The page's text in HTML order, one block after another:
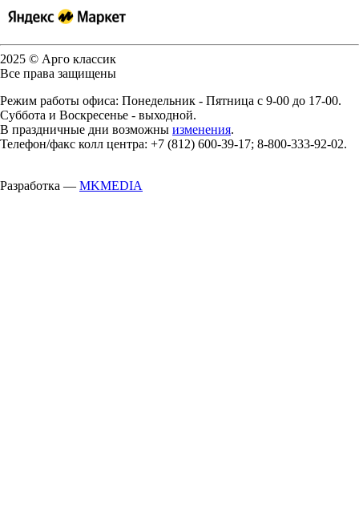
2025 © Арго классик
Все права защищены
Режим работы офиса: Понедельник - Пятница с 9-00 до 17-00.
Суббота и Воскресенье - выходной.
В праздничные дни возможны изменения.
Телефон/факс колл центра: +7 (812) 600-39-17; 8-800-333-92-02.
Разработка — MKMEDIA